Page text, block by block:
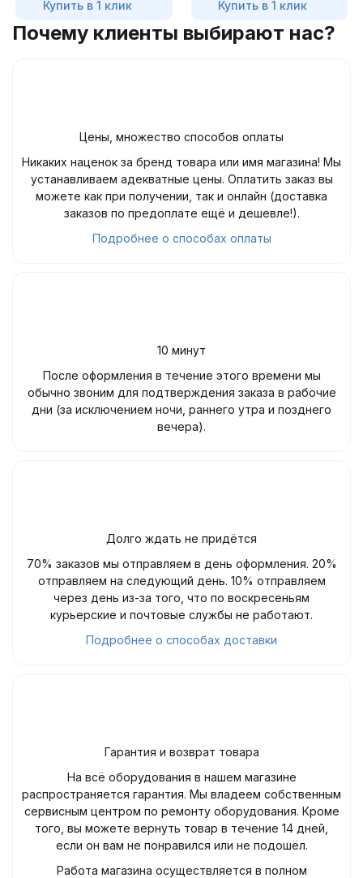
Купить в 1 клик Купить в 1 клик
Почему клиенты выбирают нас?
Цены, множество способов оплаты
Никаких наценок за бренд товара или имя магазина! Мы
устанавливаем адекватные цены. Оплатить заказ вы
можете как при получении, так и онлайн (доставка
заказов по предоплате ещё и дешевле!).
Подробнее о способах оплаты
10 минут
После оформления в течение этого времени мы
обычно звоним для подтверждения заказа в рабочие
дни (за исключением ночи, раннего утра и позднего
вечера).
Долго ждать не придётся
70% заказов мы отправляем в день оформления. 20%
отправляем на следующий день. 10% отправляем
через день из-за того, что по воскресеньям
курьерские и почтовые службы не работают.
Подробнее о способах доставки
Гарантия и возврат товара
На всё оборудования в нашем магазине
распространяется гарантия. Мы владеем собственным
сервисным центром по ремонту оборудования. Кроме
того, вы можете вернуть товар в течение 14 дней,
если он вам не понравился или не подошёл.
Работа магазина осуществляется в полном